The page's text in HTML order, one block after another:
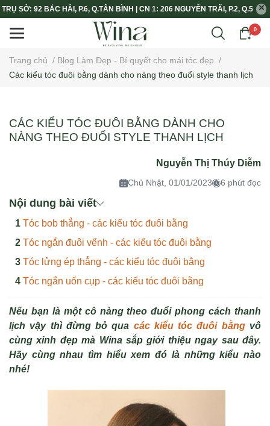
TRỤ SỞ: 92 BẮC HẢI, P.6, Q.TÂN BÌNH | CN 1: 206 NGUYỄN TRÃI, P.2, Q.5
0
Trang chủ / Blog Làm Đẹp - Bí quyết cho mái tóc đẹp /
Các kiểu tóc đuôi bằng dành cho nàng theo đuổi style thanh lịch
CÁC KIỂU TÓC ĐUÔI BẰNG DÀNH CHO
NÀNG THEO ĐUỔI STYLE THANH LỊCH
Nguyễn Thị Thúy Diễm
Chủ Nhật, 01/01/2023 6 phút đọc
Nội dung bài viết
Tóc bob thẳng - các kiểu tóc đuôi bằng
Tóc ngắn đuôi vểnh - các kiểu tóc đuôi bằng
Tóc lửng ép thẳng - các kiểu tóc đuôi bằng
Tóc ngắn uốn cụp - các kiểu tóc đuôi bằng
Nếu bạn là một cô nàng theo đuổi phong cách thanh
lịch vậy thì đừng bỏ qua các kiểu tóc đuôi bằng vô
cùng xinh đẹp mà Wina sắp giới thiệu ngay sau đây.
Hãy cùng nhau tìm hiểu xem đó là những kiểu nào
nhé!